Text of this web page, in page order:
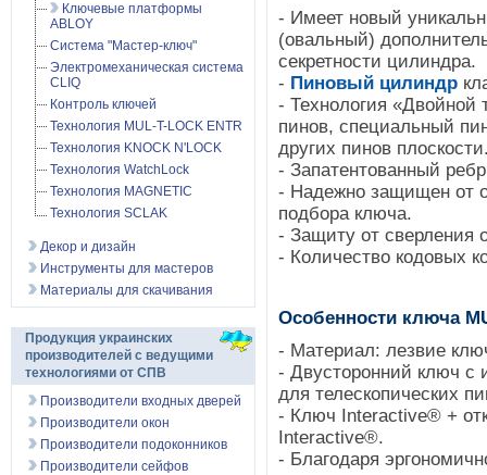
- Имеет новый
(овальный)
секретности цилиндра.
- Пиновый цилиндр
- Технология «Двойной
пинов, специальный
других пинов
- Запатентованный
- Надежно защищен от
подбора ключа.
- Защиту от сверления
- Количество кодовых
Особенности ключа
- Материал: лезвие
- Двусторонний ключ с
для телескопических
- Ключ Interactive® +
Interactive®.
- Благодаря
Ключевые платформы
ABLOY
Система "Мастер-ключ"
Электромеханическая система
CLIQ
Контроль ключей
Технология MUL-T-LOCK ENTR
Технология KNOCK N'LOCK
Технология WatchLock
Технология MAGNETIC
Технология SCLAK
Декор и дизайн
Инструменты для мастеров
Материалы для скачивания
Продукция украинских
производителей с ведущими
технологиями от СПВ
Производители входных дверей
Производители окон
Производители подоконников
Производители сейфов